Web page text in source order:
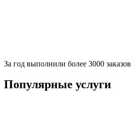
За год выполнили более 3000 заказов
Популярные услуги